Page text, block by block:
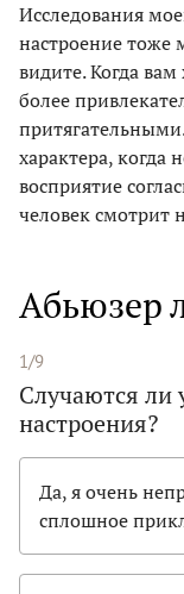
Исследования
настроение тоже
видите. Когда
более
характера,
восприятие
человек смотрит
Абьюзер
1/9
Случаются ли
настроения?
Да, я очень
сплошное